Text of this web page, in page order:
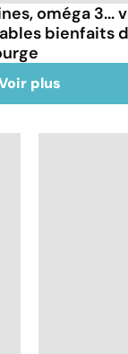
oméga 3...
bienfaits
plus